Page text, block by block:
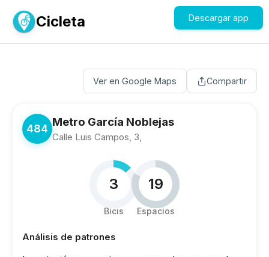
Cicleta Descargar app
Ver en Google Maps Compartir
484 Metro García Noblejas
Calle Luis Campos, 3,
3
Bicis
19
Espacios
Análisis de patrones